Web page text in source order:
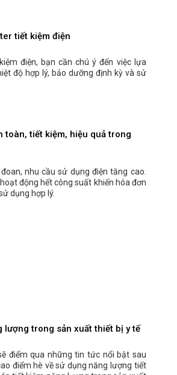
tiết kiệm điện
điện, bạn cần chú ý đến việc lựa
độ hợp lý, bảo dưỡng định kỳ và sử
toàn, tiết kiệm, hiệu quả trong
nhu cầu sử dụng điện tăng cao.
động hết công suất khiến hóa đơn
dụng hợp lý.
lượng trong sản xuất thiết bị y tế
điểm qua những tin tức nổi bật sau
điểm hè về sử dụng năng lượng tiết